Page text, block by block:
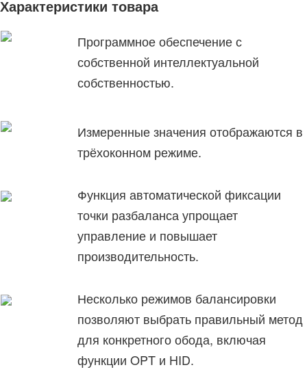
Характеристики товара
Программное обеспечение с
собственной интеллектуальной
собственностью.
Измеренные значения отображаются в
трёхоконном режиме.
Функция автоматической фиксации
точки разбаланса упрощает
управление и повышает
производительность.
Несколько режимов балансировки
позволяют выбрать правильный метод
для конкретного обода, включая
функции OPT и HID.